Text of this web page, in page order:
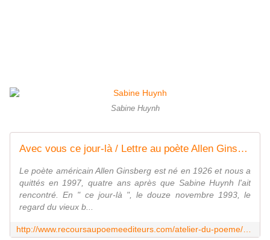
Sabine Huynh
Avec vous ce jour-là / Lettre au poète Allen Ginsberg
Le poète américain Allen Ginsberg est né en 1926 et nous a
quittés en 1997, quatre ans après que Sabine Huynh l'ait
rencontré. En " ce jour-là ", le douze novembre 1993, le
regard du vieux b...